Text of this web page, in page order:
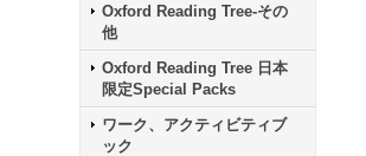
Oxford Reading Tree-その
他
Oxford Reading Tree 日本
限定Special Packs
ワーク、アクティビティブ
ック